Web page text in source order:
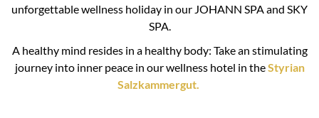
unforgettable wellness holiday in our JOHANN SPA and SKY
SPA.
A healthy mind resides in a healthy body: Take an stimulating
journey into inner peace in our wellness hotel in theStyrian
Salzkammergut.